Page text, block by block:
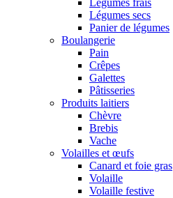
Légumes frais
Légumes secs
Panier de légumes
Boulangerie
Pain
Crêpes
Galettes
Pâtisseries
Produits laitiers
Chèvre
Brebis
Vache
Volailles et œufs
Canard et foie gras
Volaille
Volaille festive